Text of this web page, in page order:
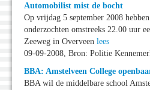
Automobilist mist de bocht
Op vrijdag 5 september 2008
onderzochten omstreeks 22.00 uur
Zeeweg in Overveen lees
09-09-2008, Bron: Politie
BBA: Amstelveen College
BBA wil de middelbare school